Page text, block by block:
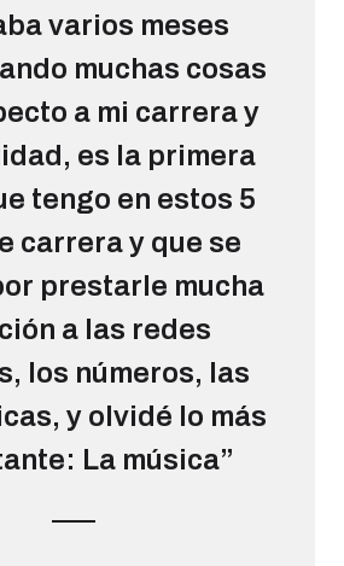
varios meses
muchas cosas
a mi carrera y
es la primera
tengo en estos 5
carrera y que se
prestarle mucha
a las redes
los números, las
y olvidé lo más
La música”